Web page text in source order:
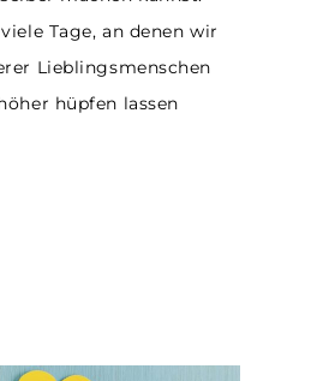
Tage, an denen wir
Lieblingsmenschen
hüpfen lassen